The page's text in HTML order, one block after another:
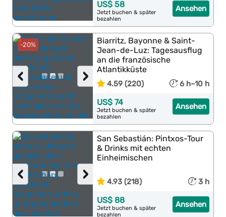
Ansehen
US$ 58
Jetzt buchen & später
bezahlen
-20%
›
‹
Biarritz, Bayonne & Saint-
Jean-de-Luz: Tagesausflug
an die französische
Atlantikküste
4.59 (220) 6 h–10 h
Ansehen
US$ 74
Jetzt buchen & später
bezahlen
›
‹
San Sebastián: Pintxos-Tour
& Drinks mit echten
Einheimischen
4.93 (218) 3 h
Ansehen
US$ 88
Jetzt buchen & später
bezahlen